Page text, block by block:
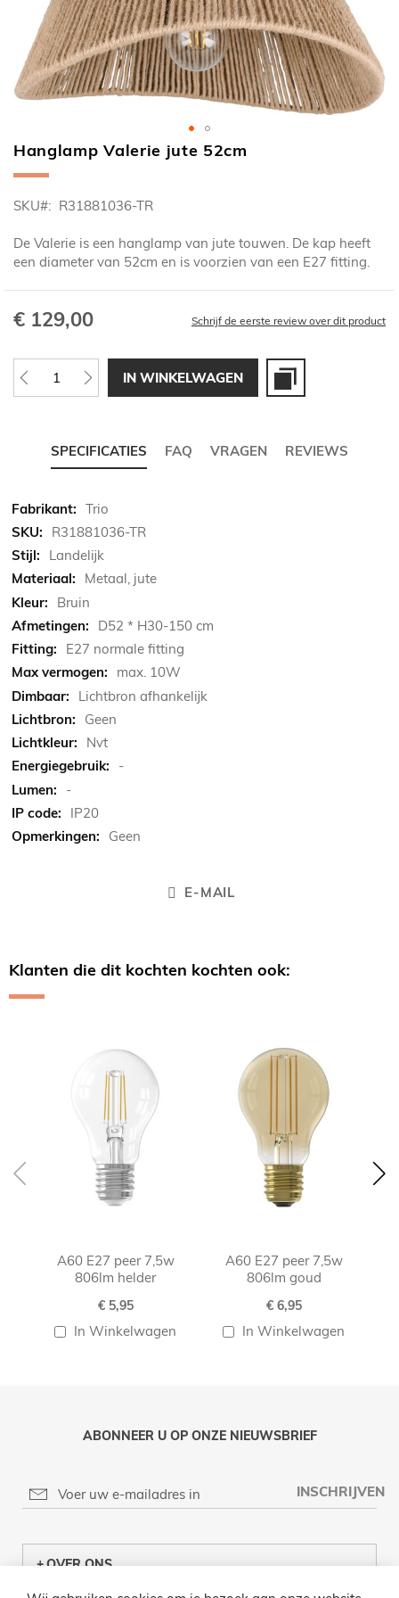
Ga
naar
begin
de
afbeeldingen-
Hanglamp Valerie jute 52cm
SKU R31881036-TR
De Valerie is een hanglamp van jute touwen. De kap heeft
een diameter van 52cm en is voorzien van een E27 fitting.
€ 129,00 Schrijf de eerste review over dit product
IN WINKELWAGEN
SPECIFICATIES FAQ VRAGEN REVIEWS
Meer
informatie
Trio
R31881036-TR
Landelijk
Metaal, jute
Bruin
D52 * H30-150 cm
E27 normale fitting
max. 10W
Lichtbron afhankelijk
Geen
Nvt
-
-
IP20
Geen
E-MAIL
Klanten die dit kochten kochten ook:
A60 E27 peer 7,5w
806lm helder
€ 5,95
In Winkelwagen
A60 E27 peer 7,5w
806lm goud
€ 6,95
In Winkelwagen
ABONNEER U OP ONZE NIEUWSBRIEF
INSCHRIJVEN
OVER ONS